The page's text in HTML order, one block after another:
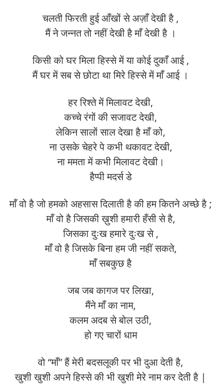
चलती फिरती हुई आँखों से अज़ाँ देखी है ,
मैं ने जन्नत तो नहीं देखी है माँ देखी है ।
किसी को घर मिला हिस्से में या कोई दुकाँ आई ,
मैं घर में सब से छोटा था मिरे हिस्से में माँ आई ।
हर रिश्ते में मिलावट देखी,
कच्चे रंगों की सजावट देखी,
लेकिन सालों साल देखा है माँ को,
ना उसके चेहरे पे कभी थकावट देखी,
ना ममता में कभी मिलावट देखी।
हैप्पी मदर्स डे
माँ वो है जो हमको अहसास दिलाती है की हम कितने अच्छे है ;
माँ वो है जिसकी ख़ुशी हमारी हँसी से है,
जिसका दुःख हमारे दुःख से ,
माँ वो है जिसके बिना हम जी नहीं सकते,
माँ सबकुछ है
जब जब कागज पर लिखा,
मैंने माँ का नाम,
कलम अदब से बोल उठी,
हो गए चारों धाम
वो “माँ” हैं मेरी बदसलूकी पर भी दुआ देती है,
खुशी खुशी अपने हिस्से की भी खुशी मेरे नाम कर देती है |